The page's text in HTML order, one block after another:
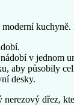
v jednom
aby působily
desky.
dřez,